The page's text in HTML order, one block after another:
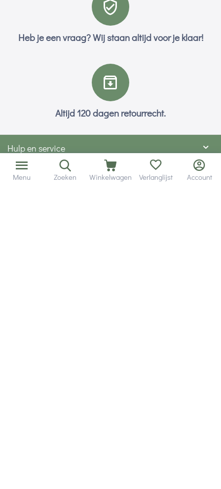
Heb je een vraag? Wij staan altijd voor je klaar!
Altijd 120 dagen retourrecht.
Hulp en service
Contact gegevens
Menu Zoeken Winkelwagen Verlanglijst Account